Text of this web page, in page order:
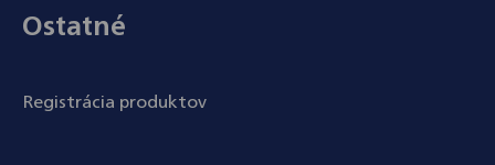
Ostatné
Registrácia produktov